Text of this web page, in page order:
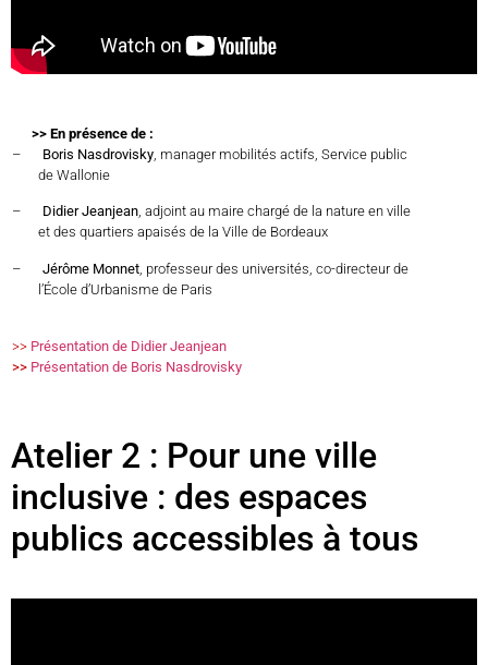
>> En présence de :
–
Boris Nasdrovisky , manager mobilités actifs, Service public
de Wallonie
– Didier Jeanjean, adjoint au maire chargé de la nature en ville
et des quartiers apaisés de la Ville de Bordeaux
– Jérôme Monnet , professeur des universités, co-directeur de
l’École d’Urbanisme de Paris
>> Présentation de Didier Jeanjean
>> Présentation de Boris Nasdrovisky
Atelier 2 : Pour une ville
inclusive : des espaces
publics accessibles à tous